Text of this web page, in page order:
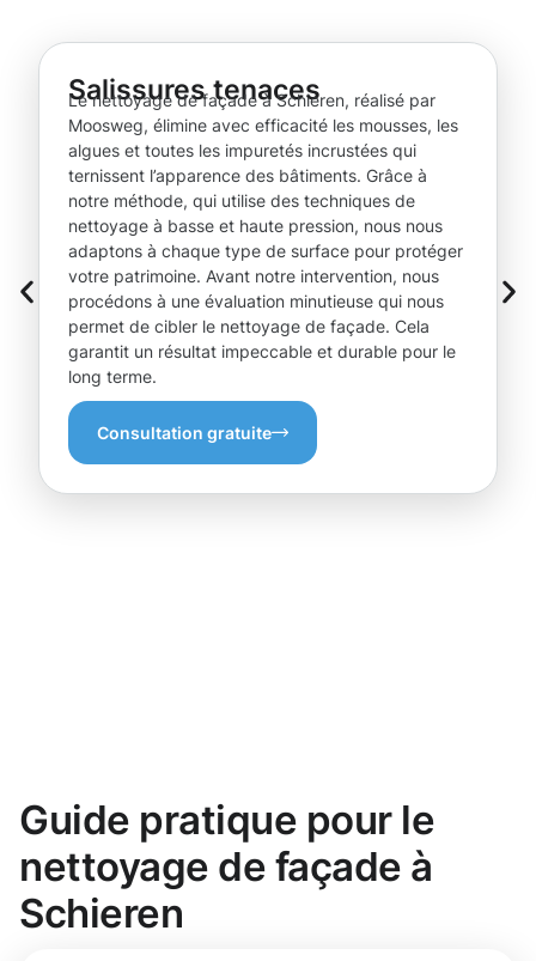
Salissures tenaces
Le nettoyage de façade à Schieren, réalisé par
Moosweg, élimine avec efficacité les mousses, les
algues et toutes les impuretés incrustées qui
ternissent l’apparence des bâtiments. Grâce à
notre méthode, qui utilise des techniques de
nettoyage à basse et haute pression, nous nous
adaptons à chaque type de surface pour protéger
votre patrimoine. Avant notre intervention, nous
procédons à une évaluation minutieuse qui nous
permet de cibler le nettoyage de façade. Cela
garantit un résultat impeccable et durable pour le
long terme.
Consultation gratuite
Guide pratique pour le
nettoyage de façade à
Schieren